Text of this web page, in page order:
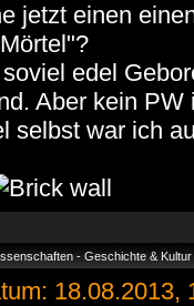
jetzt einen
edel
Aber kein PW
selbst war ich
- Geschichte & Kultur